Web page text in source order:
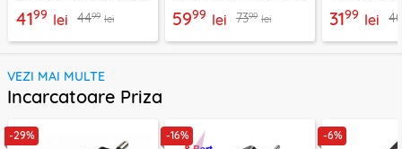
negru
4199 lei 4499 lei 5999 lei 7399 lei 3199 lei
VEZI MAI MULTE
Incarcatoare Priza
-29% -16% -6%